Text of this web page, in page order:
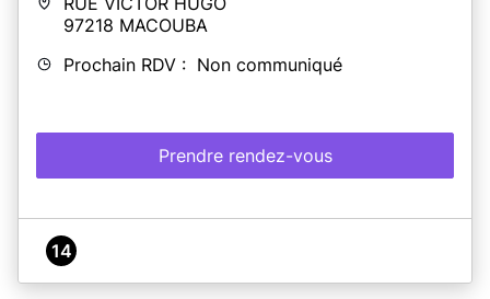
97218 MACOUBA
Prochain RDV : Non communiqué
Prendre rendez-vous
14